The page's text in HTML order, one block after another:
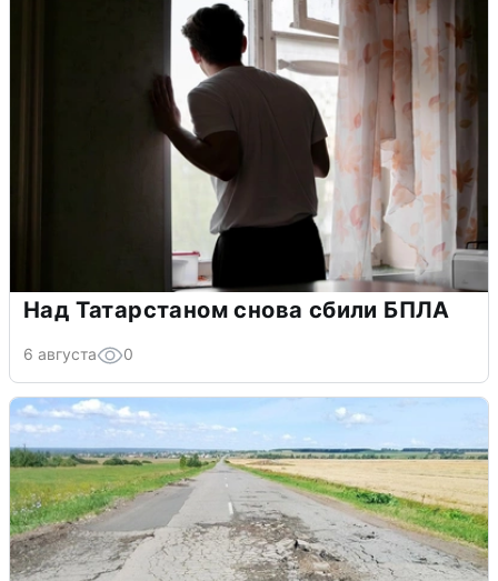
Над Татарстаном снова сбили БПЛА
6 августа 0